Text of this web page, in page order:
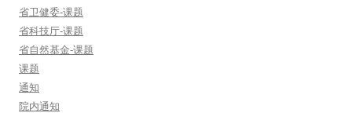
省卫健委-课题
省科技厅-课题
省自然基金-课题
课题
通知
院内通知